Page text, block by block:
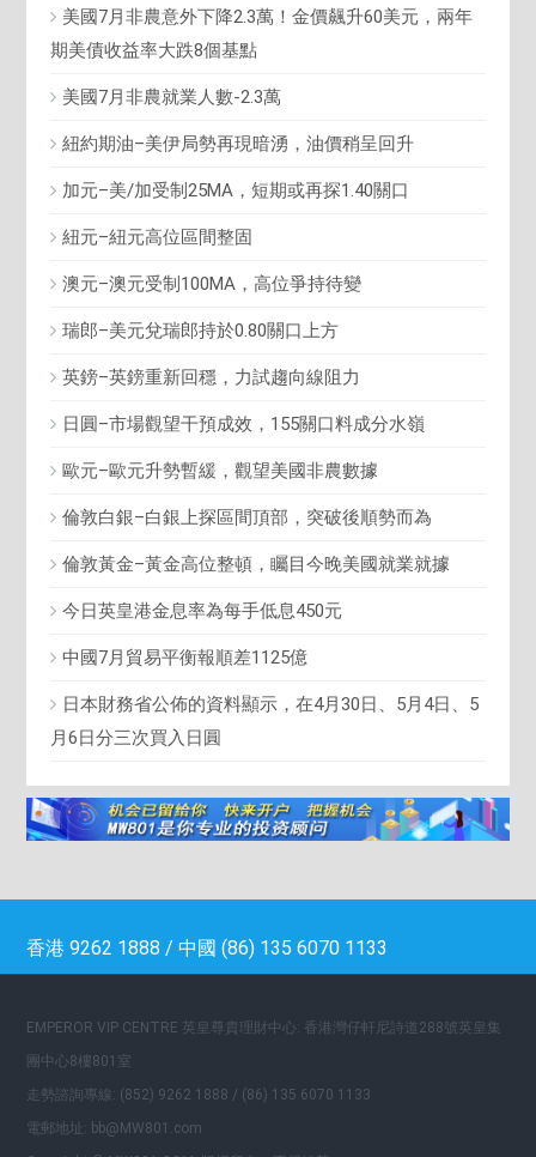
美國7月非農意外下降2.3萬！金價飆升60美元，兩年
期美債收益率大跌8個基點
美國7月非農就業人數-2.3萬
紐約期油–美伊局勢再現暗湧，油價稍呈回升
加元–美/加受制25MA，短期或再探1.40關口
紐元–紐元高位區間整固
澳元–澳元受制100MA，高位爭持待變
瑞郎–美元兌瑞郎持於0.80關口上方
英鎊–英鎊重新回穩，力試趨向線阻力
日圓–市場觀望干預成效，155關口料成分水嶺
歐元–歐元升勢暫緩，觀望美國非農數據
倫敦白銀–白銀上探區間頂部，突破後順勢而為
倫敦黃金–黃金高位整頓，矚目今晚美國就業就據
今日英皇港金息率為每手低息450元
中國7月貿易平衡報順差1125億
日本財務省公佈的資料顯示，在4月30日、5月4日、5
月6日分三次買入日圓
香港 9262 1888 / 中國 (86) 135 6070 1133
EMPEROR VIP CENTRE 英皇尊貴理財中心: 香港灣仔軒尼詩道288號英皇集
團中心8樓801室
走勢諮詢專線: (852) 9262 1888 / (86) 135 6070 1133
電郵地址: bb@MW801.com